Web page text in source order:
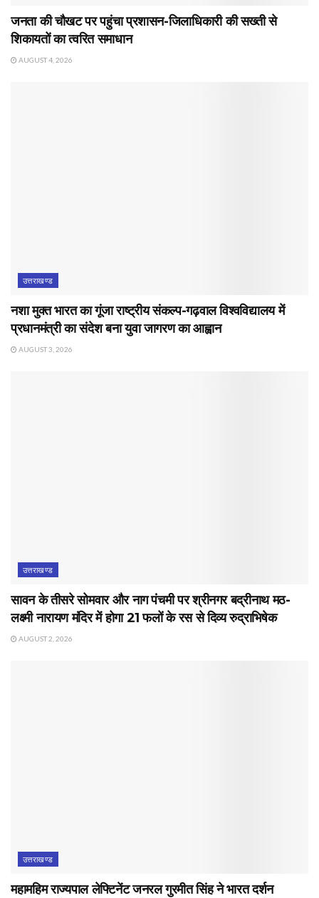
जनता की चौखट पर पहुंचा प्रशासन-जिलाधिकारी की सख्ती से
शिकायतों का त्वरित समाधान
AUGUST 4, 2026
उत्तराखण्ड
नशा मुक्त भारत का गूंजा राष्ट्रीय संकल्प-गढ़वाल विश्वविद्यालय में
प्रधानमंत्री का संदेश बना युवा जागरण का आह्वान
AUGUST 3, 2026
उत्तराखण्ड
सावन के तीसरे सोमवार और नाग पंचमी पर श्रीनगर बद्रीनाथ मठ-
लक्ष्मी नारायण मंदिर में होगा 21 फलों के रस से दिव्य रुद्राभिषेक
AUGUST 2, 2026
उत्तराखण्ड
महामहिम राज्यपाल लेफ्टिनेंट जनरल गुरमीत सिंह ने भारत दर्शन